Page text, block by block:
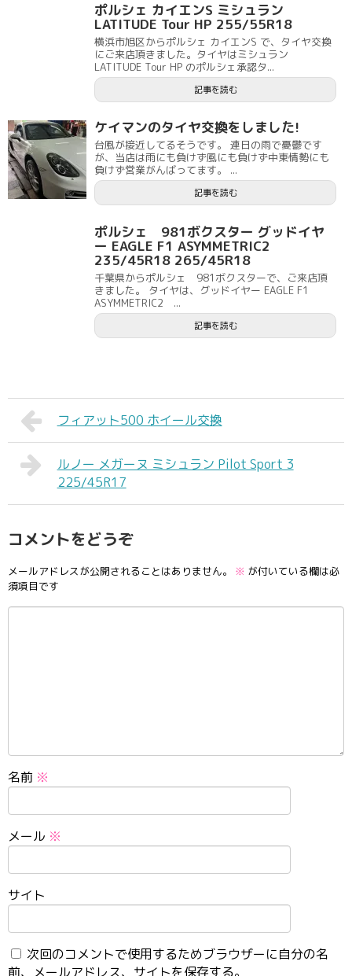
ポルシェ カイエンS ミシュラン
LATITUDE Tour HP 255/55R18
横浜市旭区からポルシェ カイエンS で、タイヤ交換
にご来店頂きました。タイヤはミシュラン
LATITUDE Tour HP のポルシェ承認タ...
記事を読む
ケイマンのタイヤ交換をしました!
台風が接近してるそうです。 連日の雨で憂鬱です
が、当店は雨にも負けず風にも負けず中東情勢にも
負けず営業がんばってます。 ...
記事を読む
ポルシェ 981ボクスター グッドイヤ
ー EAGLE F1 ASYMMETRIC2
235/45R18 265/45R18
千葉県からポルシェ 981ボクスターで、ご来店頂
きました。 タイヤは、グッドイヤー EAGLE F1
ASYMMETRIC2 ...
記事を読む
フィアット500 ホイール交換
ルノー メガーヌ ミシュラン Pilot Sport 3
225/45R17
コメントをどうぞ
メールアドレスが公開されることはありません。 ※ が付いている欄は必
須項目です
名前 ※
メール ※
サイト
次回のコメントで使用するためブラウザーに自分の名
前、メールアドレス、サイトを保存する。